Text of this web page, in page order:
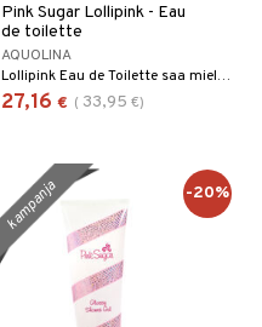
Pink Sugar Lollipink - Eau
de toilette
AQUOLINA
Lollipink Eau de Toilette saa mielikuvituksesi puhkeamaan kukkaan.
27,16 € ( 33,95 €)
kampanja -20%